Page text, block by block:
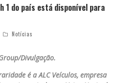
1 do país está disponível para
Notícias
Divulgação.
é a ALC Veículos, empresa